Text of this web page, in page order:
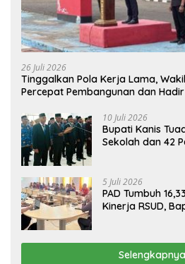
26 Juli 2026
Tinggalkan Pola Kerja Lama,
Percepat Pembangunan dan
10 Juli 2026
Bupati Kanis
Sekolah dan 42
5 Juli 2026
PAD Tumbuh
Kinerja RSUD,
Selengkapnya